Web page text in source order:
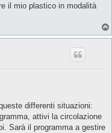
il mio plastico in modalità
differenti situazioni:
attivi la circolazione
Sarà il programma a gestire